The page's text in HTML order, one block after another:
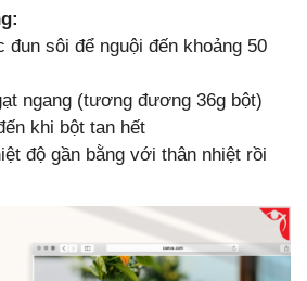
đun sôi để nguội đến khoảng 50
ngang (tương đương 36g bột)
khi bột tan hết
độ gần bằng với thân nhiệt rồi